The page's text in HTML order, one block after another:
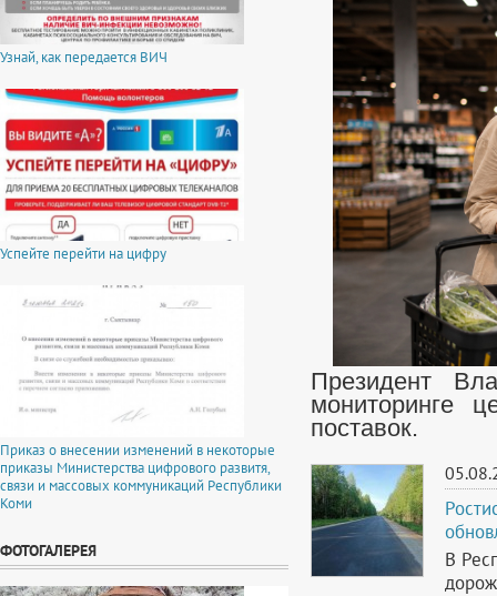
Узнай, как передается ВИЧ
Успейте перейти на цифру
Приказ о внесении изменений в некоторые
приказы Министерства цифрового развитя,
связи и массовых коммуникаций Республики
Коми
ФОТОГАЛЕРЕЯ
Президент
мониторинге
поставок.
В